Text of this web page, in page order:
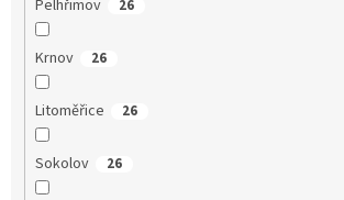
Pelhřimov 26
Krnov 26
Litoměřice 26
Sokolov 26